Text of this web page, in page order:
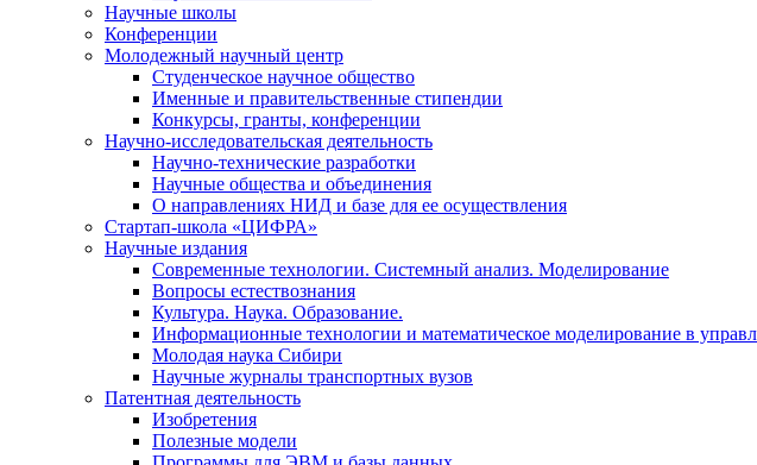
Научные школы
Конференции
Молодежный научный центр
Студенческое научное общество
Именные и правительственные стипендии
Конкурсы, гранты, конференции
Научно-исследовательская деятельность
Научно-технические разработки
Научные общества и объединения
О направлениях НИД и базе для ее осуществления
Стартап-школа «ЦИФРА»
Научные издания
Современные технологии. Системный анализ. Моделирование
Вопросы естествознания
Культура. Наука. Образование.
Информационные технологии и математическое моделирование в
Молодая наука Сибири
Научные журналы транспортных вузов
Патентная деятельность
Изобретения
Полезные модели